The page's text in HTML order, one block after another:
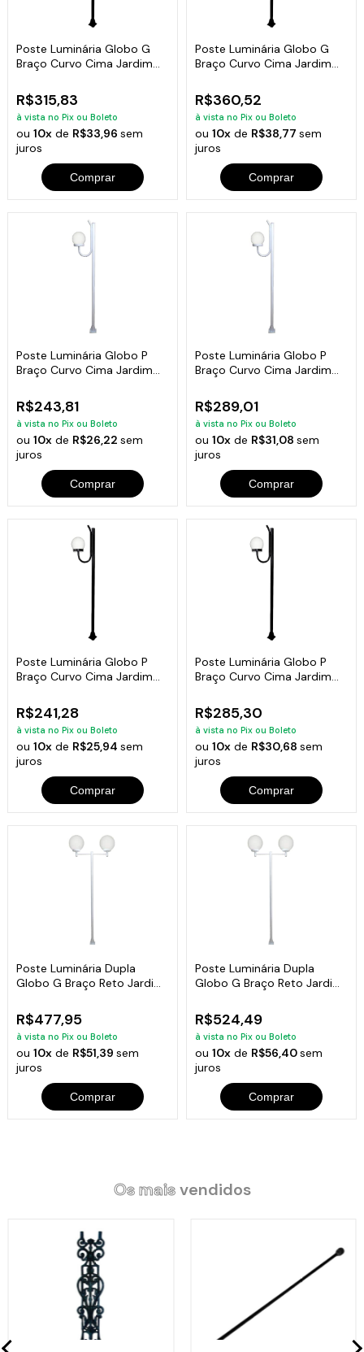
Poste Luminária Globo G
Braço Curvo Cima Jardim
R$315,83
à vista no Pix ou Boleto
ou10x de R$33,96sem
juros
Comprar
Poste Luminária Globo G
Braço Curvo Cima Jardim
R$360,52
à vista no Pix ou Boleto
ou 10xde R$38,77 sem
juros
Comprar
Poste Luminária Globo P
Braço Curvo Cima Jardim
R$243,81
à vista no Pix ou Boleto
ou10x de R$26,22sem
juros
Comprar
Poste Luminária Globo P
Braço Curvo Cima Jardim
R$289,01
à vista no Pix ou Boleto
ou 10xde R$31,08 sem
juros
Comprar
Poste Luminária Globo P
Braço Curvo Cima Jardim
R$241,28
à vista no Pix ou Boleto
ou10x de R$25,94sem
juros
Comprar
Poste Luminária Globo P
Braço Curvo Cima Jardim
R$285,30
à vista no Pix ou Boleto
ou 10xde R$30,68 sem
juros
Comprar
Poste Luminária Dupla
Globo G Braço Reto Jardim
R$477,95
à vista no Pix ou Boleto
ou10x de R$51,39sem
juros
Comprar
Poste Luminária Dupla
Globo G Braço Reto Jardim
R$524,49
à vista no Pix ou Boleto
ou 10xde R$56,40sem
juros
Comprar
Os maisvendidos